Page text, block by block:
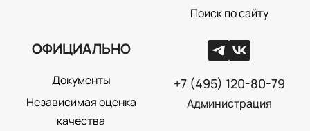
Поиск по сайту
ОФИЦИАЛЬНО
Документы
Независимая оценка
качества
+7 (495) 120-80-79
Администрация